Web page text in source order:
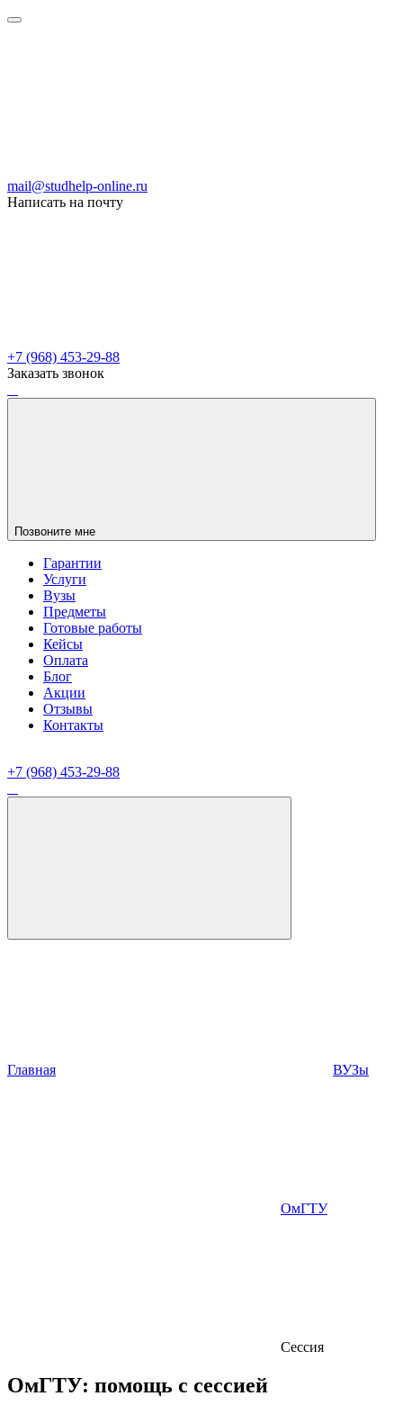
mail@studhelp-online.ru
Написать на почту
+7 (968) 453-29-88
Заказать звонок
Позвоните мне
Гарантии
Услуги
Вузы
Предметы
Готовые работы
Кейсы
Оплата
Блог
Акции
Отзывы
Контакты
+7 (968) 453-29-88
Главная ВУЗы
ОмГТУ
Сессия
ОмГТУ: помощь с сессией